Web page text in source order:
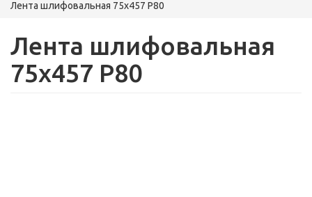
Лента шлифовальная 75x457 P80
Лента шлифовальная
75x457 P80